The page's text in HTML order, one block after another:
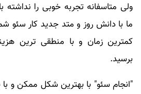
ولی متاسفانه تجربه خوبی را
ما با دانش روز و متد جدید کار سئو
کمترین زمان و با منطقی ترین
برسید.
"انجام سئو" با بهترین شکل ممکن و